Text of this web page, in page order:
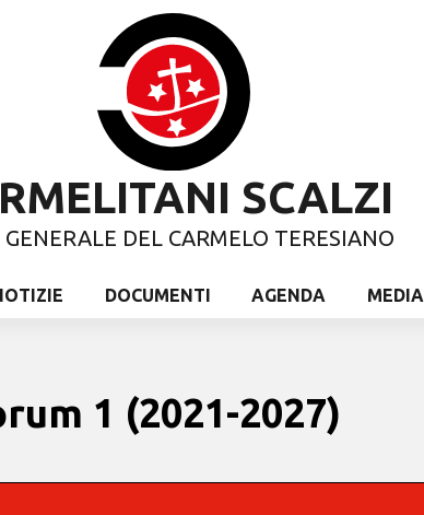
SCALZI
GENERALE DEL CARMELO TERESIANO
DOCUMENTI AGENDA MEDIA
1 (2021-2027)